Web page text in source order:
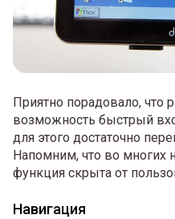
Приятно порадовало, что
возможность быстрый
для этого достаточно
Напомним, что во многих
функция скрыта от
Навигация